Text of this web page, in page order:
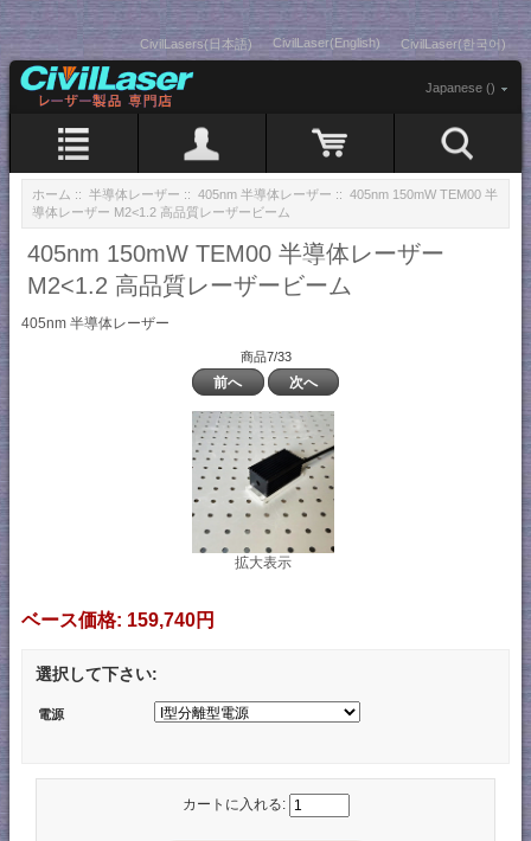
CivilLasers(日本語) CivilLaser(English) CivilLaser(한국어)
Japanese ()
ホーム :: 半導体レーザー :: 405nm 半導体レーザー :: 405nm 150mW TEM00 半
導体レーザー M2<1.2 高品質レーザービーム
405nm 150mW TEM00 半導体レーザー
M2<1.2 高品質レーザービーム
405nm 半導体レーザー
商品7/33
前へ 次へ
拡大表示
ベース価格: 159,740円
選択して下さい:
電源
カートに入れる: